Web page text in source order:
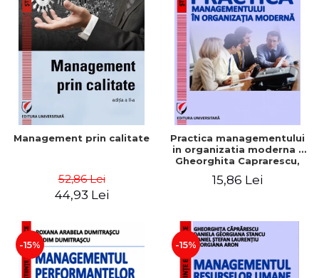
Management prin calitate
52,86 Lei
44,93 Lei
Practica managementului
in organizatia moderna -
Gheorghita Caprarescu,
Georgiana Aron
15,86 Lei
-15% -15%